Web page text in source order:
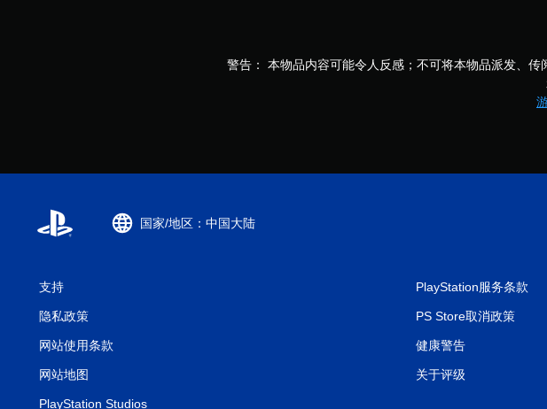
警告： 本物品内容可能令人反感；不可将本物品派发、
国家/地区：中国大陆
支持
隐私政策
网站使用条款
网站地图
PlayStation Studios
PlayStation服务条款
PS Store取消政策
健康警告
关于评级